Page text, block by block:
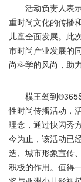
活动负责人表示
重时尚文化的传播
儿童全面发展。此
市时尚产业发展的
尚科学的风尚，助
模王驾到
性时尚传播活动，
理念，通过快闪秀
今为止，该活动已
造、城市形象宣传
积极的作用。值得